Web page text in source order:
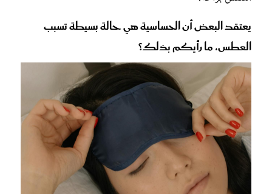
يعتقد البعض أن الحساسية هي حالة بسيطة تسبب
العطس، ما رأيكم بذلك؟